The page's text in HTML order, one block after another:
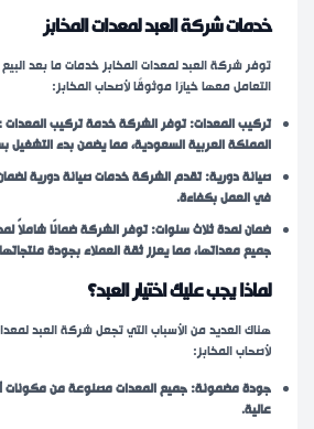
خدمات شركة العبد لمعدات المخابز
توفر شركة العبد لمعدات المخابز خدمات ما بعد
التعامل معها خيارًا موثوقًا لأصحاب المخابز:
تركيب المعدات: توفر الشركة خدمة تركيب
المملكة العربية السعودية، مما يضمن بدء التشغيل
صيانة دورية: تقدم الشركة خدمات صيانة دورية
في العمل بكفاءة.
ضمان لمدة ثلاث سنوات: توفر الشركة ضمانًا شاملاً
جميع معداتها، مما يعزز ثقة العملاء بجودة
لماذا يجب عليك اختيار العبد؟
هناك العديد من الأسباب التي تجعل شركة العبد
لأصحاب المخابز:
جودة مضمونة: جميع المعدات مصنوعة من مكونات
عالية.